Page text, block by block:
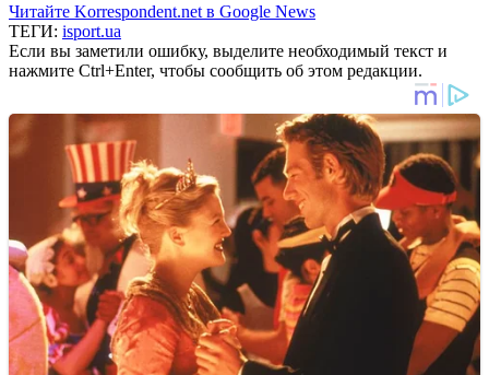
Читайте Korrespondent.net в Google News
ТЕГИ: isport.ua
Если вы заметили ошибку, выделите необходимый текст и
нажмите Ctrl+Enter, чтобы сообщить об этом редакции.